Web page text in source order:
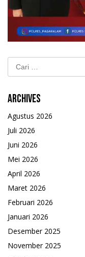
Cari
untuk:
Archives
Agustus 2026
Juli 2026
Juni 2026
Mei 2026
April 2026
Maret 2026
Februari 2026
Januari 2026
Desember 2025
November 2025